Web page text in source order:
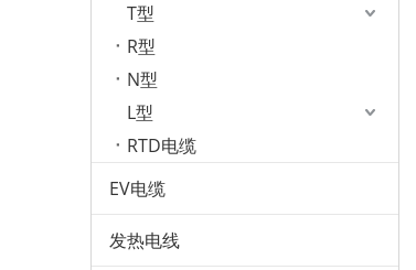
T型
R型
N型
L型
RTD电缆
EV电缆
发热电线